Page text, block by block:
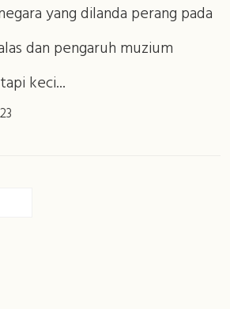
yang dilanda perang pada
dan pengaruh muzium
keci...